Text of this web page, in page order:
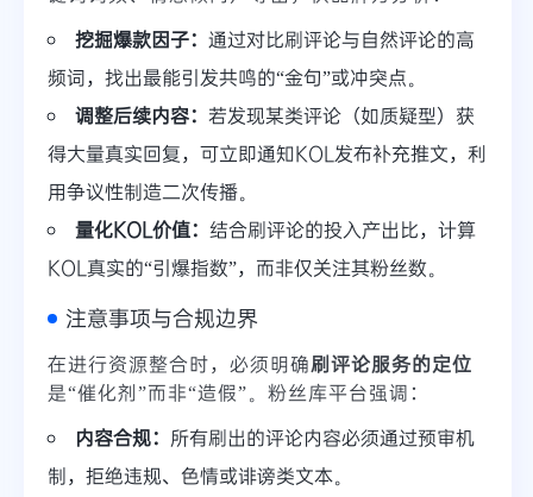
挖掘爆款因子： 通过对比刷评论与自然评论的高
频词，找出最能引发共鸣的“金句”或冲突点。
调整后续内容： 若发现某类评论（如质疑型）获
得大量真实回复，可立即通知KOL发布补充推文，利
用争议性制造二次传播。
量化KOL价值： 结合刷评论的投入产出比，计算
KOL真实的“引爆指数”，而非仅关注其粉丝数。
注意事项与合规边界
在进行资源整合时，必须明确刷评论服务的定位
是“催化剂”而非“造假”。粉丝库平台强调：
内容合规： 所有刷出的评论内容必须通过预审机
制，拒绝违规、色情或诽谤类文本。